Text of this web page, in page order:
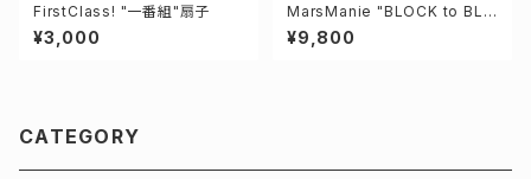
FirstClass! "一番組"扇子
¥3,000
MarsManie "BLOCK to BLO
CK" 20th Special Pac
¥9,800
CATEGORY